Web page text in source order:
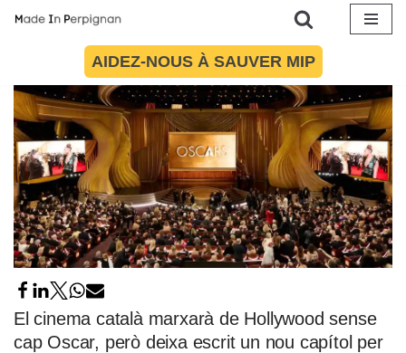
contenu
AIDEZ-NOUS À SAUVER MIP
El cinema català marxarà de Hollywood sense
cap Oscar, però deixa escrit un nou capítol per